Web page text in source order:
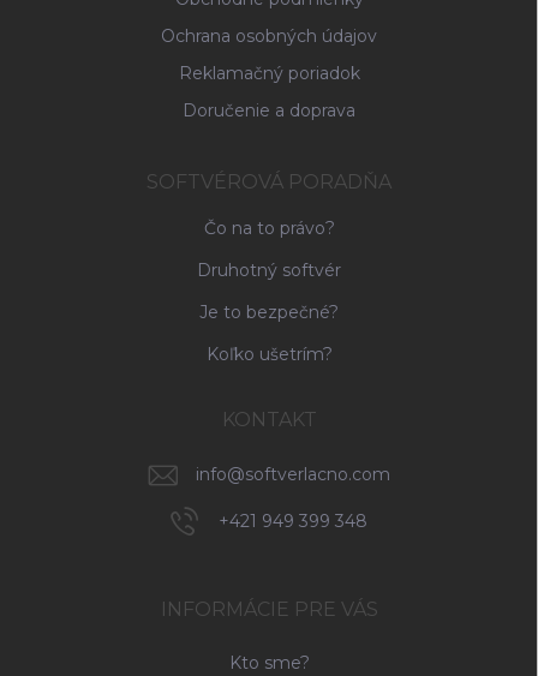
Ochrana osobných údajov
Reklamačný poriadok
Doručenie a doprava
SOFTVÉROVÁ PORADŇA
Čo na to právo?
Druhotný softvér
Je to bezpečné?
Koľko ušetrím?
KONTAKT
info@softverlacno.com
+421 949 399 348
INFORMÁCIE PRE VÁS
Kto sme?